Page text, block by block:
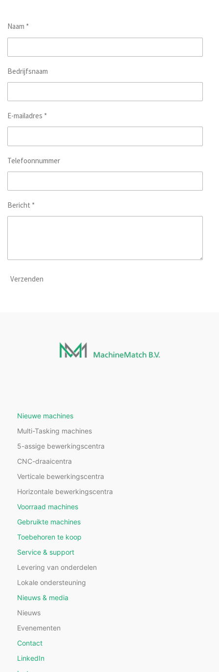
Naam *
Bedrijfsnaam
E-mailadres *
Telefoonnummer
Bericht *
Verzenden
Nieuwe machines
Multi-Tasking machines
5-assige bewerkingscentra
CNC-draaicentra
Verticale bewerkingscentra
Horizontale bewerkingscentra
Voorraad machines
Gebruikte machines
Toebehoren te koop
Service & support
Levering van onderdelen
Lokale ondersteuning
Nieuws & media
Nieuws
Evenementen
Contact
LinkedIn